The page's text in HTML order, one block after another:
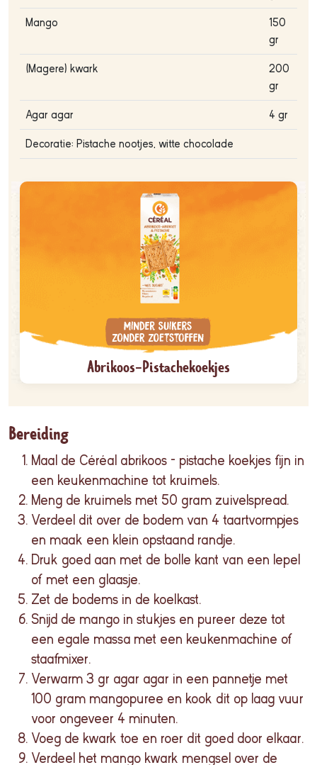
Mango
150
gr
(Magere) kwark
200
gr
Agar agar 4 gr
Decoratie: Pistache nootjes, witte chocolade
Abrikoos-Pistachekoekjes
Bereiding
Maal de Céréal abrikoos – pistache koekjes fijn in
een keukenmachine tot kruimels.
Meng de kruimels met 50 gram zuivelspread.
Verdeel dit over de bodem van 4 taartvormpjes
en maak een klein opstaand randje.
Druk goed aan met de bolle kant van een lepel
of met een glaasje.
Zet de bodems in de koelkast.
Snijd de mango in stukjes en pureer deze tot
een egale massa met een keukenmachine of
staafmixer.
Verwarm 3 gr agar agar in een pannetje met
100 gram mangopuree en kook dit op laag vuur
voor ongeveer 4 minuten.
Voeg de kwark toe en roer dit goed door elkaar.
Verdeel het mango kwark mengsel over de